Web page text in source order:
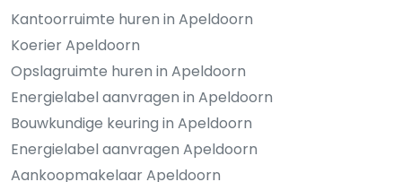
Kantoorruimte huren in Apeldoorn
Koerier Apeldoorn
Opslagruimte huren in Apeldoorn
Energielabel aanvragen in Apeldoorn
Bouwkundige keuring in Apeldoorn
Energielabel aanvragen Apeldoorn
Aankoopmakelaar Apeldoorn